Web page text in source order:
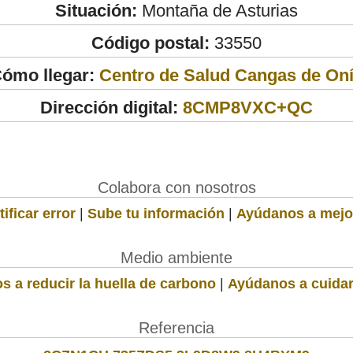
Situación: Montaña de Asturias
Código postal: 33550
llegar: Centro de Salud Cangas de
Dirección digital: 8CMP8VXC+QC
Colabora con nosotros
error | Sube tu información | Ayúdanos a
Medio ambiente
a reducir la huella de carbono | Ayúdanos a
Referencia